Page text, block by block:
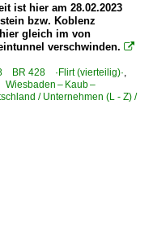
ist hier am 28.02.2023
bzw. Koblenz
gleich im von
verschwinden. 
BR 428 ·Flirt (vierteilig)·
– Kaub –
/ Unternehmen (L - Z) /